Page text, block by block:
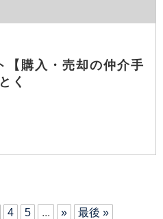
【購入・売却の仲介手
く
4 5 ... » 最後 »